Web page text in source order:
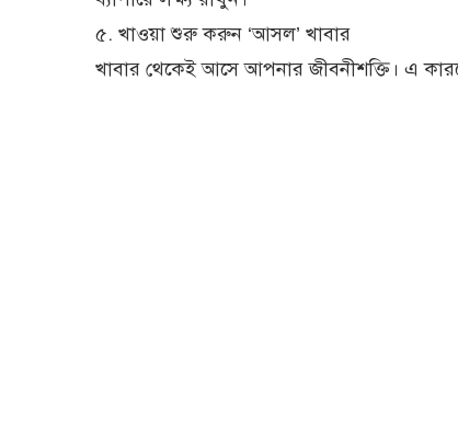
৫. খাওয়া শুরু করুন ‘আসল’ খাবার
খাবার থেকেই আসে আপনার জীবনীশক্তি। এ